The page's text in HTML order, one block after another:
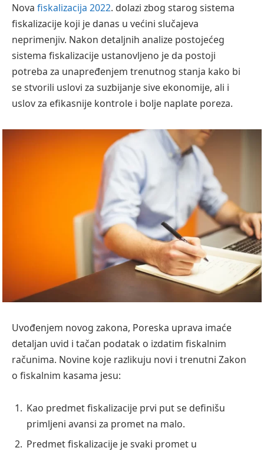
Nova fiskalizacija 2022. dolazi zbog starog sistema
fiskalizacije koji je danas u većini slučajeva
neprimenjiv. Nakon detaljnih analize postojećeg
sistema fiskalizacije ustanovljeno je da postoji
potreba za unapređenjem trenutnog stanja kako bi
se stvorili uslovi za suzbijanje sive ekonomije, ali i
uslov za efikasnije kontrole i bolje naplate poreza.
Uvođenjem novog zakona, Poreska uprava imaće
detaljan uvid i tačan podatak o izdatim fiskalnim
računima. Novine koje razlikuju novi i trenutni Zakon
o fiskalnim kasama jesu:
Kao predmet fiskalizacije prvi put se definišu
primljeni avansi za promet na malo.
Predmet fiskalizacije je svaki promet u